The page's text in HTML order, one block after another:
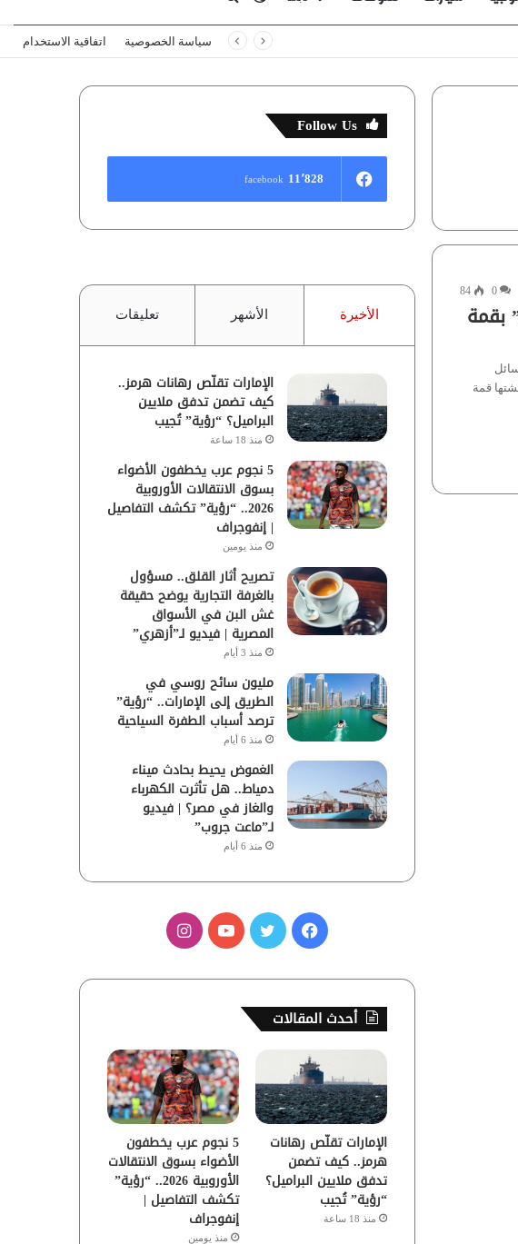
عنالمظلم
سياسة الخصوصية اتفاقية الاستخدام
0
84
بقمة
قمة
Follow Us
11٬828 facebook
الأخيرة الأشهر تعليقات
الإمارات تقلّص رهانات هرمز..
كيف تضمن تدفق ملايين
البراميل؟ “رؤية” تُجيب
منذ 18 ساعة
5 نجوم عرب يخطفون الأضواء
بسوق الانتقالات الأوروبية
2026.. “رؤية” تكشف التفاصيل
| إنفوجراف
منذ يومين
تصريح أثار القلق.. مسؤول
بالغرفة التجارية يوضح حقيقة
غش البن في الأسواق
المصرية | فيديو لـ”أزهري”
منذ 3 أيام
مليون سائح روسي في
الطريق إلى الإمارات.. “رؤية”
ترصد أسباب الطفرة السياحية
منذ 6 أيام
الغموض يحيط بحادث ميناء
دمياط.. هل تأثرت الكهرباء
والغاز في مصر؟ | فيديو
لـ”ماعت جروب”
منذ 6 أيام
ف
س
و
ك
ي
و
ب
ا
ق
ر
ا
م
أحدث المقالات
الإمارات تقلّص رهانات
هرمز.. كيف تضمن
تدفق ملايين البراميل؟
“رؤية” تُجيب
منذ 18 ساعة
5 نجوم عرب يخطفون
الأضواء بسوق الانتقالات
الأوروبية 2026.. “رؤية”
تكشف التفاصيل |
إنفوجراف
منذ يومين